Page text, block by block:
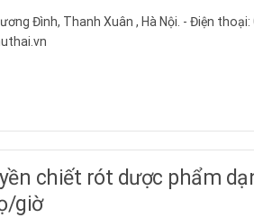
Đình, Thanh Xuân , Hà Nội. - Điện
chiết rót dược phẩm
giờ